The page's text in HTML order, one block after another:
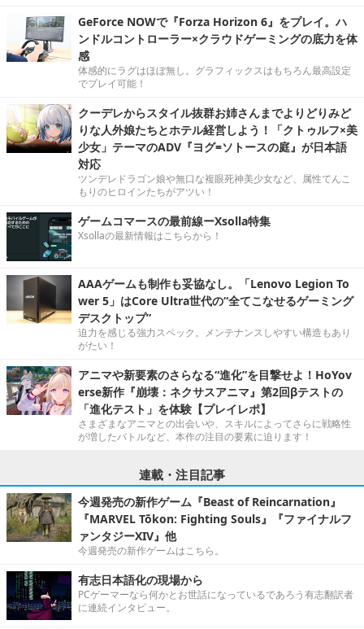
GeForce NOWで『Forza Horizon 6』をプレイ。ハ
ンドルコントローラー×クラウドゲーミングの底力を体
感
体感的にラグはほぼ無し。グラフィックスはもちろん最高設定
でプレイ可能！
クーデレからスタイル抜群お姉さんまでよりどりみど
りな人外娘たちとホテル経営しよう！「クトゥルフ×美
少女」テーマのADV『ヨグ=ソトースの庭』が日本語
対応
ツンデレドラゴン娘や無口な複眼死神美少女など、属性てんこ
もりのヒロインたちがアツい！
ゲームコマースの最前線ーXsolla特集
Xsollaの最新情報はこちらから！
AAAゲームも制作も妥協なし。「Lenovo Legion To
wer 5」はCore Ultra世代の“全てこなせるゲーミング
デスクトップ”
迫力を感じる強力スペック。メンテナンスしやすい構造もあり
がたい！
アニマや新要素のさらなる“進化”を目撃せよ！HoYov
erse新作『崩壊：ネクサスアニマ』第2回βテストの
「進化テスト」を体験【プレイレポ】
さまざまなアニマとの出会いや、スキルによってさらに戦略性
が増したバトルなど、本作の注目の要素に迫ります！
連載・注目記事
今週発売の新作ゲーム『Beast of Reincarnation』
『MARVEL Tōkon: Fighting Souls』『ファイナルフ
ァンタジーXIV』他
今週発売の新作ゲームはこちら。
有志日本語化の現場から
PCゲーマーなら何かとお世話になっているであろう有志翻訳者
に連続インタビュー。